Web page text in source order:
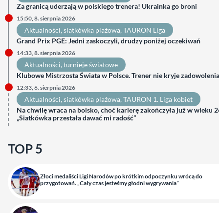
Za granicą uderzają w polskiego trenera! Ukrainka go broni
15:50, 8. sierpnia 2026
Aktualności, siatkówka plażowa, TAURON Liga
Grand Prix PGE: Jedni zaskoczyli, drudzy poniżej oczekiwań
14:33, 8. sierpnia 2026
Aktualności, turnieje światowe
Klubowe Mistrzosta Świata w Polsce. Trener nie kryje zadowolenia
12:33, 6. sierpnia 2026
Aktualności, siatkówka plażowa, TAURON 1. Liga kobiet
Na chwilę wraca na boisko, choć karierę zakończyła już w wieku
„Siatkówka przestała dawać mi radość”
TOP 5
Złoci medaliści Ligi Narodów po krótkim odpoczynku wrócą do
przygotowań. „Cały czas jesteśmy głodni wygrywania”